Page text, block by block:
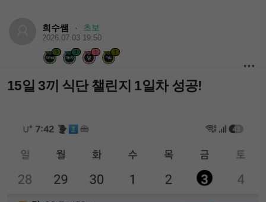
희수쌤 · 초보
2026.07.03 19:50
3 1 1 1
15일 3끼 식단 챌린지 1일차 성공!